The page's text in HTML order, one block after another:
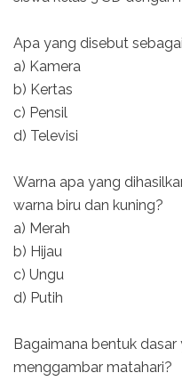
Apa yang disebut
a) Kamera
b) Kertas
c) Pensil
d) Televisi
Warna apa yang
warna biru dan kuning?
a) Merah
b) Hijau
c) Ungu
d) Putih
Bagaimana bentuk
menggambar matahari?